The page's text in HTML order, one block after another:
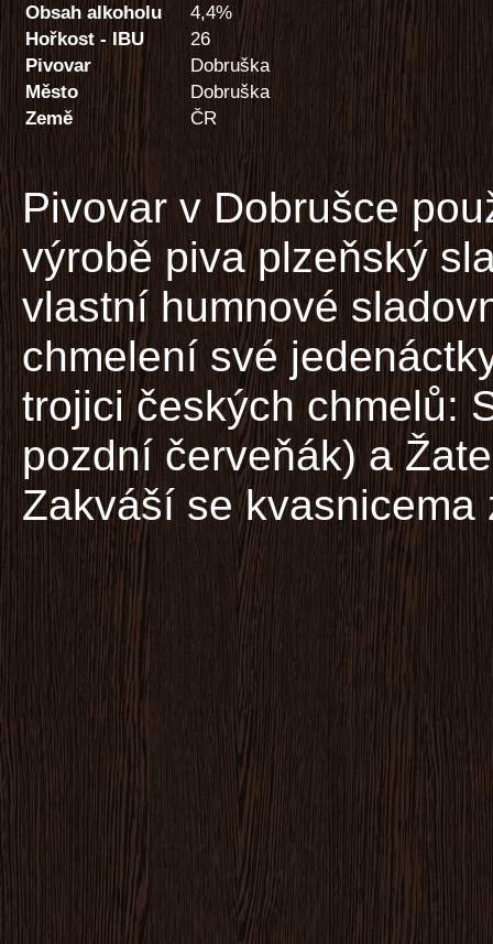
Obsah alkoholu
4,4%
Hořkost - IBU
26
Pivovar
Dobruška
Město
Dobruška
Země
ČR
Pivovar v Dobrušce
výrobě piva plzeňský
vlastní humnové
chmelení své
trojici českých chmelů:
pozdní červeňák) a
Zakváší se